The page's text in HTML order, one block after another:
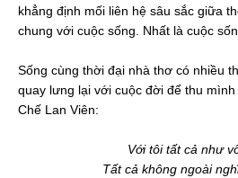
khẳng định mối liên hệ sâu sắc giữa
chung với cuộc sống. Nhất là cuộc
Sống cùng thời đại nhà thơ có nhiều
quay lưng lại với cuộc đời để thu
Chế Lan Viên:
Với tôi tất cả như
Tất cả không ngoài